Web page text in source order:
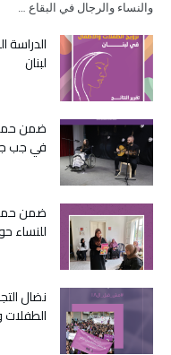
والنساء والرجال في البقاع …
الدراسة
لبنان
في جب
للنساء
نضال
الطفلات